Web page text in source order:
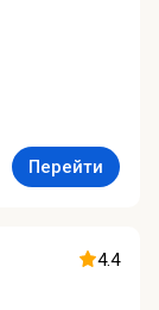
Перейти
4.4